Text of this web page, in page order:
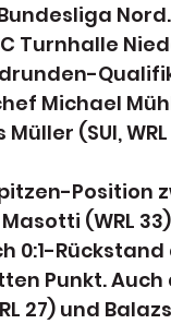
Turnhalle
Michael
(SUI,
Position
(WRL
0:1-
Punkt. Auch
27) und